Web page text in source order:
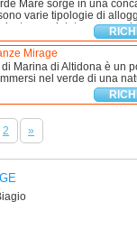
Mare sorge in una
varie tipologie di
e recintato; case
Mirage
Marina di Altidona è un
nel verde di una
2 »